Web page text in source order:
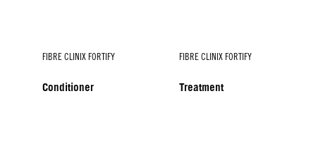
FIBRE CLINIX FORTIFY
Conditioner
FIBRE CLINIX FORTIFY
Treatment